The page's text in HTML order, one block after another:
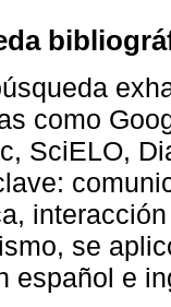
como
SciELO,
se
español e